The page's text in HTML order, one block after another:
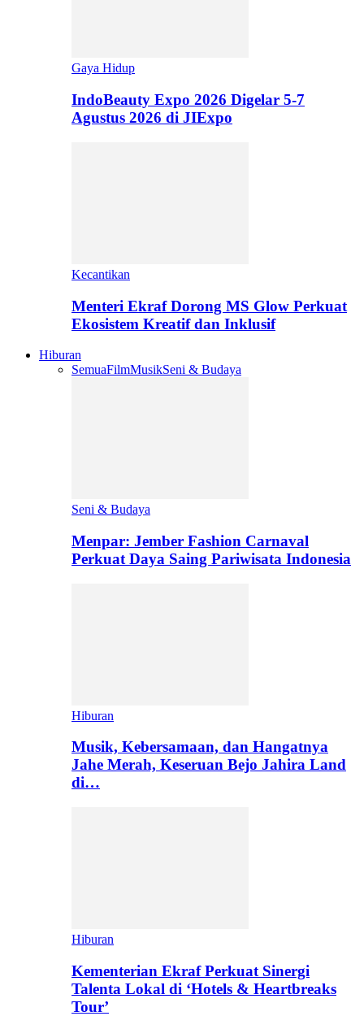
Gaya Hidup
IndoBeauty Expo 2026 Digelar 5-7
Agustus 2026 di JIExpo
Kecantikan
Menteri Ekraf Dorong MS Glow Perkuat
Ekosistem Kreatif dan Inklusif
Hiburan
SemuaFilmMusikSeni & Budaya
Seni & Budaya
Menpar: Jember Fashion Carnaval
Perkuat Daya Saing Pariwisata Indonesia
Hiburan
Musik, Kebersamaan, dan Hangatnya
Jahe Merah, Keseruan Bejo Jahira Land
di…
Hiburan
Kementerian Ekraf Perkuat Sinergi
Talenta Lokal di ‘Hotels & Heartbreaks
Tour’